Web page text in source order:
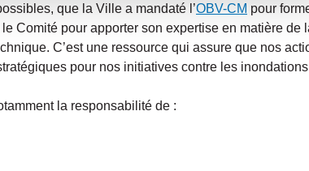
que la Ville a mandaté l’OBV-CM pour
Comité pour apporter son expertise en matière de
C’est une ressource qui assure que nos
pour nos initiatives contre les
la responsabilité de :